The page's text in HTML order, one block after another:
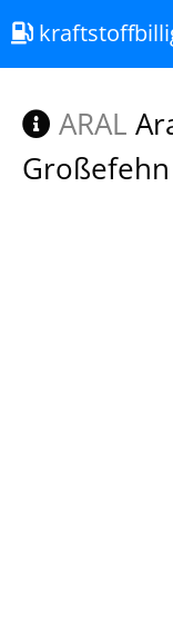
ARAL
Großefehn